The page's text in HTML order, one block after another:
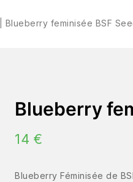
Blueberry feminisée BSF
Blueberry
14 €
Blueberry Féminisée de